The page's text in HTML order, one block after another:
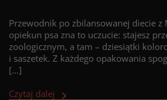
Przewodnik po zbilansowanej diecie z
opiekun psa zna to uczucie: stajesz
zoologicznym, a tam – dziesiątki
i saszetek. Z każdego opakowania
[…]
Czytaj dalej